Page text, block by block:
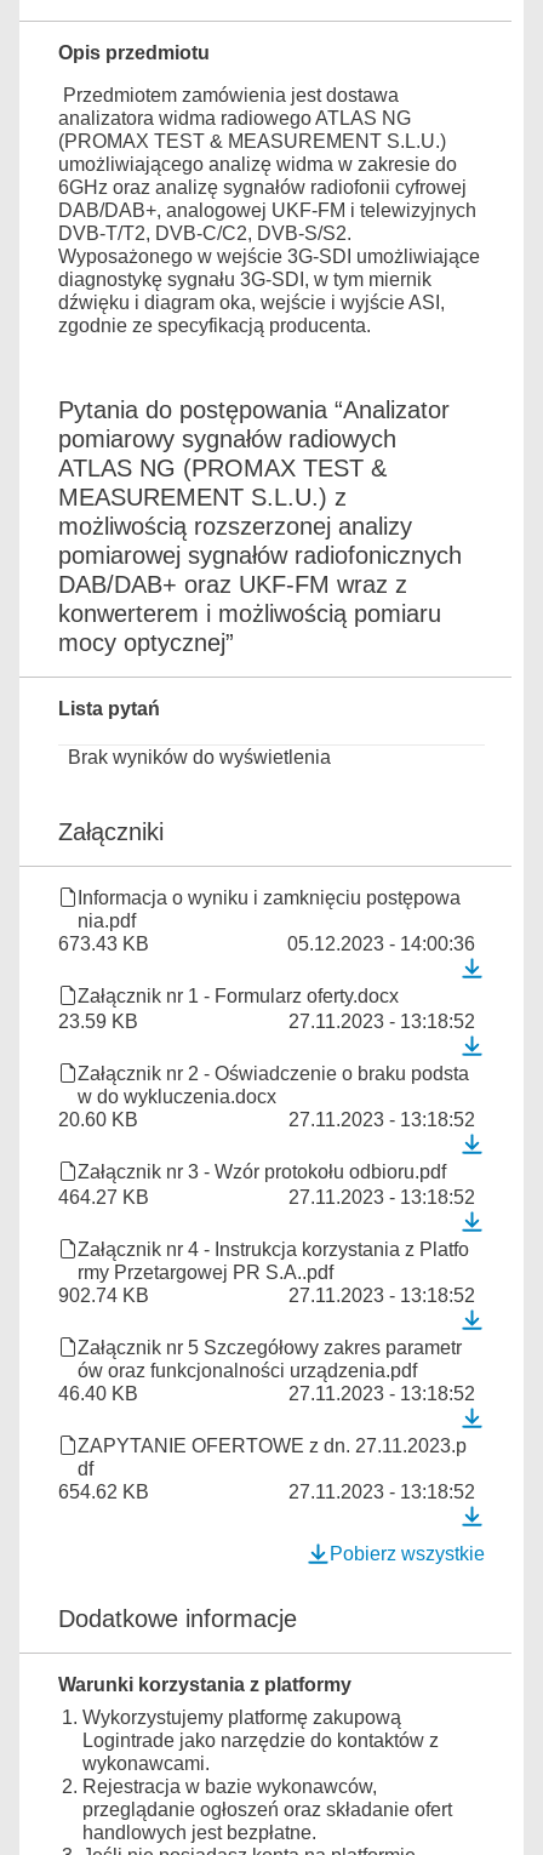
Opis przedmiotu
Przedmiotem zamówienia jest dostawa
analizatora widma radiowego ATLAS NG
(PROMAX TEST & MEASUREMENT S.L.U.)
umożliwiającego analizę widma w zakresie do
6GHz oraz analizę sygnałów radiofonii cyfrowej
DAB/DAB+, analogowej UKF-FM i telewizyjnych
DVB-T/T2, DVB-C/C2, DVB-S/S2.
Wyposażonego w wejście 3G-SDI umożliwiające
diagnostykę sygnału 3G-SDI, w tym miernik
dźwięku i diagram oka, wejście i wyjście ASI,
zgodnie ze specyfikacją producenta.
Pytania do postępowania “Analizator
pomiarowy sygnałów radiowych
ATLAS NG (PROMAX TEST &
MEASUREMENT S.L.U.) z
możliwością rozszerzonej analizy
pomiarowej sygnałów radiofonicznych
DAB/DAB+ oraz UKF-FM wraz z
konwerterem i możliwością pomiaru
mocy optycznej”
Lista pytań
Brak wyników do wyświetlenia
Załączniki
Informacja o wyniku i zamknięciu postępowa
nia.pdf
673.43 KB
05.12.2023 - 14:00:36
Załącznik nr 1 - Formularz oferty.docx
23.59 KB
27.11.2023 - 13:18:52
Załącznik nr 2 - Oświadczenie o braku podsta
w do wykluczenia.docx
20.60 KB
27.11.2023 - 13:18:52
Załącznik nr 3 - Wzór protokołu odbioru.pdf
464.27 KB
27.11.2023 - 13:18:52
Załącznik nr 4 - Instrukcja korzystania z Platfo
rmy Przetargowej PR S.A..pdf
902.74 KB
27.11.2023 - 13:18:52
Załącznik nr 5 Szczegółowy zakres parametr
ów oraz funkcjonalności urządzenia.pdf
46.40 KB
27.11.2023 - 13:18:52
ZAPYTANIE OFERTOWE z dn. 27.11.2023.p
df
654.62 KB
27.11.2023 - 13:18:52
Pobierz wszystkie
Dodatkowe informacje
Warunki korzystania z platformy
Wykorzystujemy platformę zakupową
Logintrade jako narzędzie do kontaktów z
wykonawcami.
Rejestracja w bazie wykonawców,
przeglądanie ogłoszeń oraz składanie ofert
handlowych jest bezpłatne.